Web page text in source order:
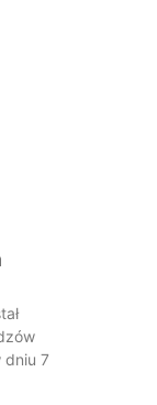
dniu 7